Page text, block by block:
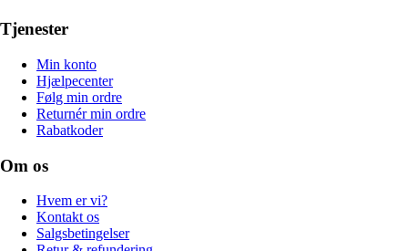
Tjenester
Min konto
Hjælpecenter
Følg min ordre
Returnér min ordre
Rabatkoder
Om os
Hvem er vi?
Kontakt os
Salgsbetingelser